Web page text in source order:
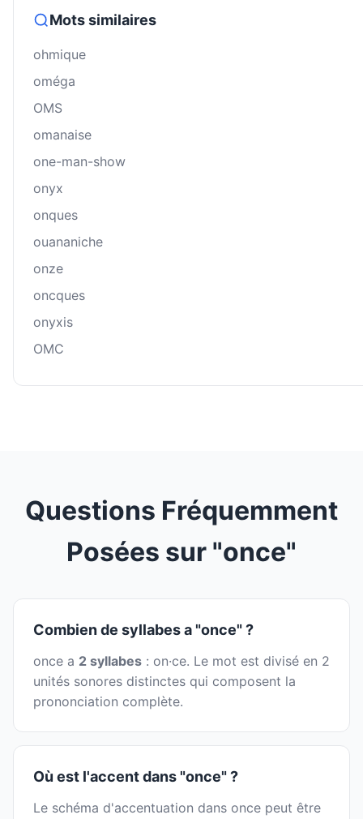
Mots similaires
ohmique
oméga
OMS
omanaise
one-man-show
onyx
onques
ouananiche
onze
oncques
onyxis
OMC
Questions Fréquemment
Posées sur "once"
Combien de syllabes a "once" ?
once a 2 syllabes : on·ce. Le mot est divisé en 2
unités sonores distinctes qui composent la
prononciation complète.
Où est l'accent dans "once" ?
Le schéma d'accentuation dans once peut être